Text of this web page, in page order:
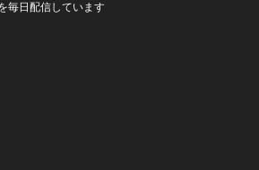
毎日配信しています